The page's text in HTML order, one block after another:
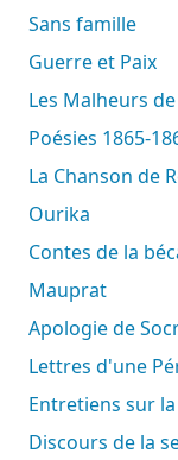
Sans famille
Guerre et Paix
Les Malheurs
Poésies 1865-
La Chanson de
Ourika
Contes de la
Mauprat
Apologie de
Lettres d'une
Entretiens sur
Discours de la